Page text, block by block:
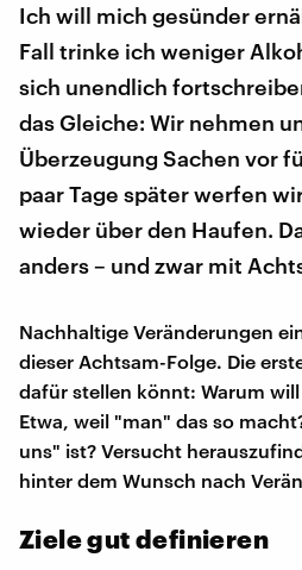
Ich will mich gesünder
Fall trinke ich weniger
sich unendlich
das Gleiche: Wir nehmen
Überzeugung Sachen vor
paar Tage später werfen
wieder über den Haufen.
anders – und zwar mit
Nachhaltige Veränderungen
dieser Achtsam-Folge. Die
dafür stellen könnt: Warum
Etwa, weil "man" das so
uns" ist? Versucht
hinter dem Wunsch nach
Ziele gut definieren